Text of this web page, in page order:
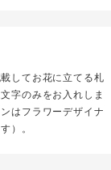
してお花に立てる札
字のみをお入れしま
はフラワーデザイナ
）。